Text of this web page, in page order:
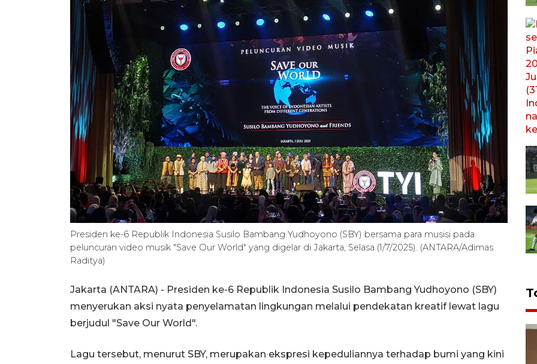
Presiden ke-6 Republik Indonesia Susilo Bambang Yudhoyono (SBY) bersama para musisi pada
peluncuran video musik "Save Our World" yang digelar di Jakarta, Selasa (1/7/2025). (ANTARA/Adimas
Raditya)
Jakarta (ANTARA) - Presiden ke-6 Republik Indonesia Susilo Bambang Yudhoyono (SBY)
menyerukan aksi nyata penyelamatan lingkungan melalui pendekatan kreatif lewat lagu
berjudul "Save Our World".
Lagu tersebut, menurut SBY, merupakan ekspresi kepeduliannya terhadap bumi yang kini